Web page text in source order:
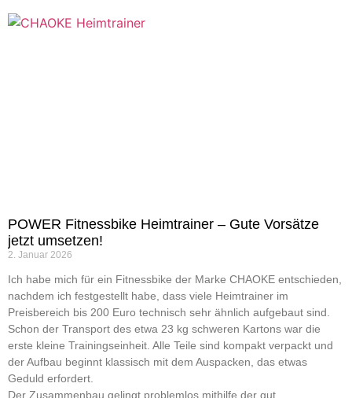
POWER Fitnessbike Heimtrainer – Gute Vorsätze
jetzt umsetzen!
2. Januar 2026
Ich habe mich für ein Fitnessbike der Marke CHAOKE entschieden,
nachdem ich festgestellt habe, dass viele Heimtrainer im
Preisbereich bis 200 Euro technisch sehr ähnlich aufgebaut sind.
Schon der Transport des etwa 23 kg schweren Kartons war die
erste kleine Trainingseinheit. Alle Teile sind kompakt verpackt und
der Aufbau beginnt klassisch mit dem Auspacken, das etwas
Geduld erfordert.
Der Zusammenbau gelingt problemlos mithilfe der gut